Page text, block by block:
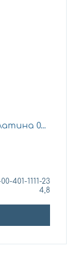
0...
401-1111-23
4,8